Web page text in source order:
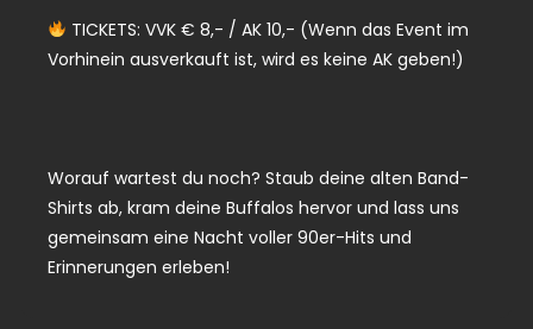
TICKETS: VVK € 8,- / AK 10,- (Wenn das Event im
Vorhinein ausverkauft ist, wird es keine AK geben!)
Worauf wartest du noch? Staub deine alten Band-
Shirts ab, kram deine Buffalos hervor und lass uns
gemeinsam eine Nacht voller 90er-Hits und
Erinnerungen erleben!